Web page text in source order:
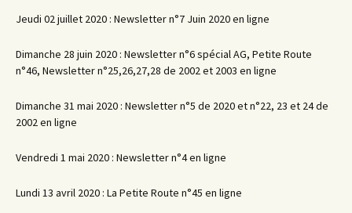
Jeudi 02 juillet 2020 : Newsletter n°7 Juin 2020 en ligne
Dimanche 28 juin 2020 : Newsletter n°6 spécial AG, Petite Route
n°46, Newsletter n°25,26,27,28 de 2002 et 2003 en ligne
Dimanche 31 mai 2020 : Newsletter n°5 de 2020 et n°22, 23 et 24 de
2002 en ligne
Vendredi 1 mai 2020 : Newsletter n°4 en ligne
Lundi 13 avril 2020 : La Petite Route n°45 en ligne